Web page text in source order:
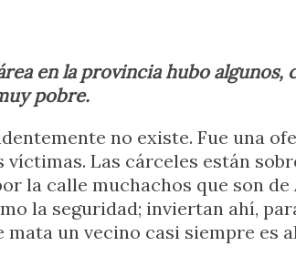
en la provincia hubo algunos,
pobre.
no existe. Fue una
Las cárceles están
calle muchachos que son de
la seguridad; inviertan ahí,
un vecino casi siempre